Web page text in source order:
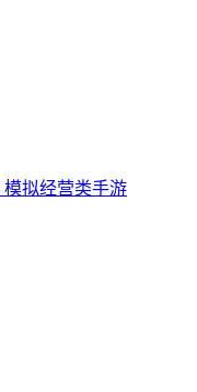
模拟经营类手游